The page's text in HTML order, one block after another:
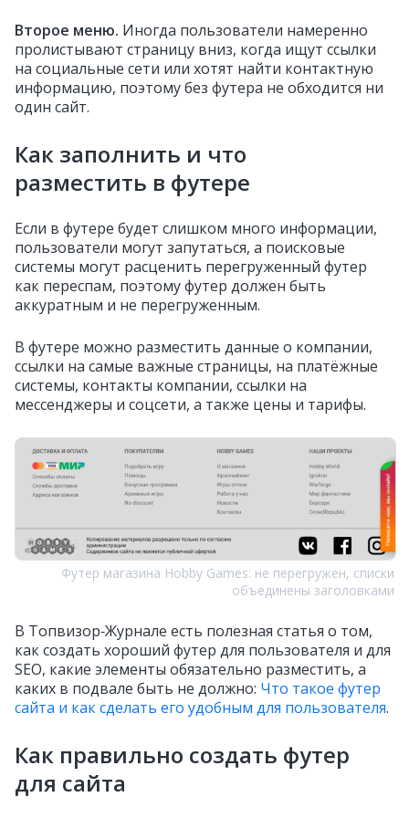
Второе меню. Иногда пользователи намеренно
пролистывают страницу вниз, когда ищут ссылки
на социальные сети или хотят найти контактную
информацию, поэтому без футера не обходится ни
один сайт.
Как заполнить и что
разместить в футере
Если в футере будет слишком много информации,
пользователи могут запутаться, а поисковые
системы могут расценить перегруженный футер
как переспам, поэтому футер должен быть
аккуратным и не перегруженным.
В футере можно разместить данные о компании,
ссылки на самые важные страницы, на платёжные
системы, контакты компании, ссылки на
мессенджеры и соцсети, а также цены и тарифы.
Футер магазина Hobby Games: не перегружен, списки
объединены заголовками
В Топвизор‑Журнале есть полезная статья о том,
как создать хороший футер для пользователя и для
SEO, какие элементы обязательно разместить, а
каких в подвале быть не должно: Что такое футер
сайта и как сделать его удобным для пользователя.
Как правильно создать футер
для сайта